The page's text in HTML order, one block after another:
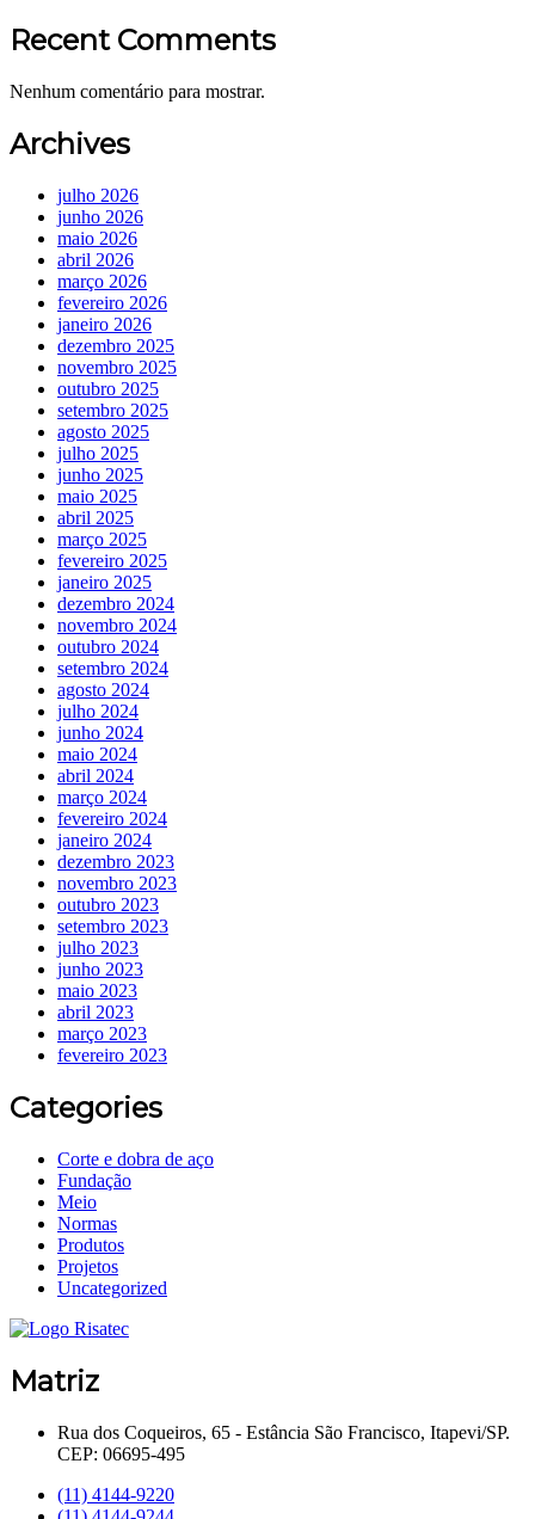
Recent Comments
Nenhum comentário para mostrar.
Archives
julho 2026
junho 2026
maio 2026
abril 2026
março 2026
fevereiro 2026
janeiro 2026
dezembro 2025
novembro 2025
outubro 2025
setembro 2025
agosto 2025
julho 2025
junho 2025
maio 2025
abril 2025
março 2025
fevereiro 2025
janeiro 2025
dezembro 2024
novembro 2024
outubro 2024
setembro 2024
agosto 2024
julho 2024
junho 2024
maio 2024
abril 2024
março 2024
fevereiro 2024
janeiro 2024
dezembro 2023
novembro 2023
outubro 2023
setembro 2023
julho 2023
junho 2023
maio 2023
abril 2023
março 2023
fevereiro 2023
Categories
Corte e dobra de aço
Fundação
Meio
Normas
Produtos
Projetos
Uncategorized
Matriz
Rua dos Coqueiros, 65 - Estância São Francisco, Itapevi/SP.
CEP: 06695-495
(11) 4144-9220